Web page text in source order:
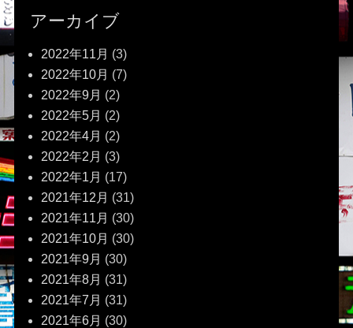
アーカイブ
2022年11月 (3)
2022年10月 (7)
2022年9月 (2)
2022年5月 (2)
2022年4月 (2)
2022年2月 (3)
2022年1月 (17)
2021年12月 (31)
2021年11月 (30)
2021年10月 (30)
2021年9月 (30)
2021年8月 (31)
2021年7月 (31)
2021年6月 (30)